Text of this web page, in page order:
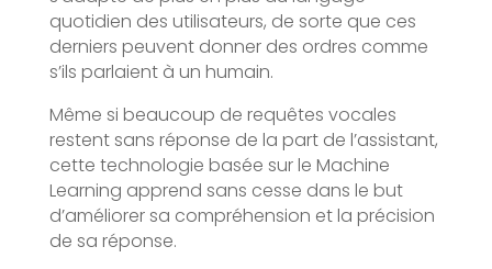
quotidien des utilisateurs, de sorte que ces
derniers peuvent donner des ordres comme
s’ils parlaient à un humain.
Même si beaucoup de requêtes vocales
restent sans réponse de la part de l’assistant,
cette technologie basée sur le Machine
Learning apprend sans cesse dans le but
d’améliorer sa compréhension et la précision
de sa réponse.